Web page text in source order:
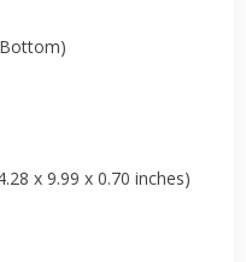
x 9.99 x 0.70 inches)